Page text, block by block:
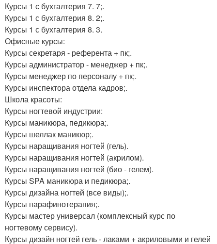
Курсы 1 с бухгалтерия 7. 7;.
Курсы 1 с бухгалтерия 8. 2;.
Курсы 1 с бухгалтерия 8. 3.
Офисные курсы:
Курсы секретаря - референта + пк;.
Курсы администратор - менеджер + пк;.
Курсы менеджер по персоналу + пк;.
Курсы инспектора отдела кадров;.
Школа красоты:
Курсы ногтевой индустрии:
Курсы маникюра, педикюра;.
Курсы шеллак маникюр;.
Курсы наращивания ногтей (гель).
Курсы наращивания ногтей (акрилом).
Курсы наращивания ногтей (био - гелем).
Курсы SPA маникюра и педикюра;.
Курсы дизайна ногтей (все виды);.
Курсы парафинотерапия;.
Курсы мастер универсал (комплексный курс по
ногтевому сервису).
Курсы дизайн ногтей гель - лаками + акриловыми и гелей